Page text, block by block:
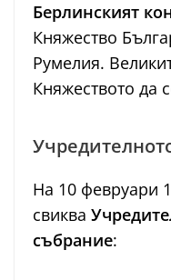
Берлинският
Княжество
Румелия.
Княжеството да
На 10 февруари
свиква
събрание: